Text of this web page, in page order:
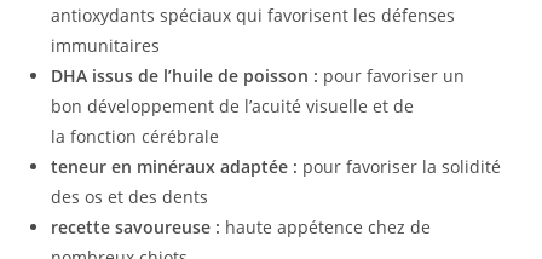
antioxydants spéciaux qui favorisent les défenses
immunitaires
DHA issus de l’huile de poisson : pour favoriser un
bon développement de l’acuité visuelle et de
la fonction cérébrale
teneur en minéraux adaptée : pour favoriser la solidité
des os et des dents
recette savoureuse : haute appétence chez de